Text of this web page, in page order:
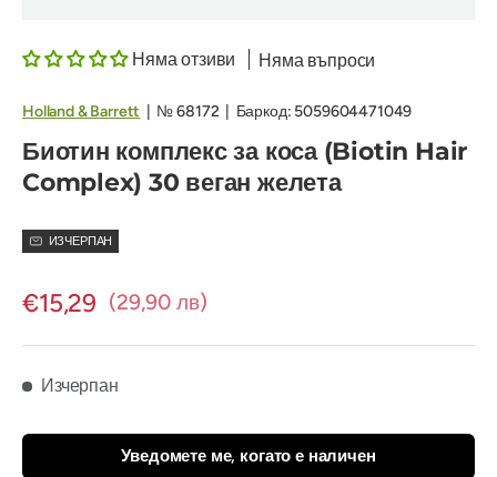
Няма отзиви Няма въпроси
Holland & Barrett №68172 Баркод: 5059604471049
Биотин комплекс за коса (Biotin Hair
Complex) 30 веган желета
ИЗЧЕРПАН
€15,29 (29,90 лв)
Изчерпан
Уведомете ме, когато е наличен